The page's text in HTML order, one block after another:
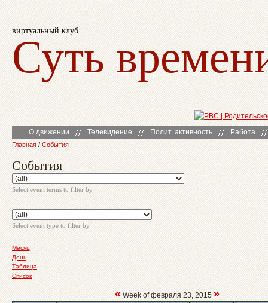
виртуальный клуб
Суть
О движении Телевидение Полит. активность Работа
Главная / События
События
Select event terms to filter by
Select event type to filter by
Месяц
День
Таблица
Список
« Week of февраля 23, 2015 »